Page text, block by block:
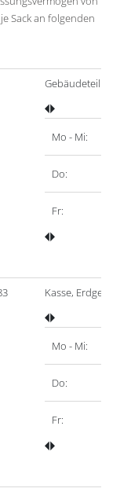
Sack an folgenden
Gebäudeteil B,
Mo - Mi:
Do:
Fr:
Kasse,
Mo - Mi:
Do:
Fr: